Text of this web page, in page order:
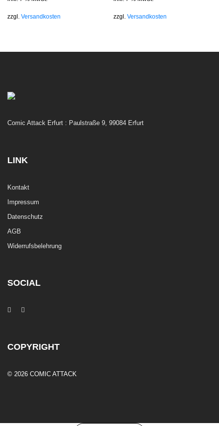
zzgl. Versandkosten zzgl.Versandkosten
Comic Attack Erfurt : Paulstraße 9, 99084 Erfurt
LINK
Kontakt
Impressum
Datenschutz
AGB
Widerrufsbelehrung
SOCIAL
COPYRIGHT
© 2026 COMIC ATTACK